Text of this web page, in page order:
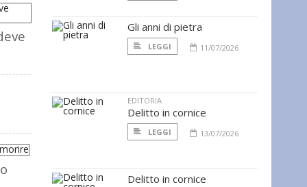
Gli anni di pietra
LEGGI 11/07/2026
EDITORIA
Delitto in cornice
LEGGI 13/07/2026
Delitto in cornice